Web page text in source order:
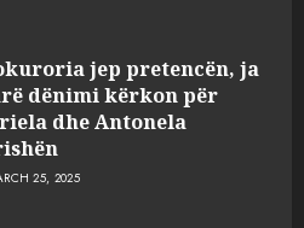
jep pretencën, ja
dënimi kërkon për
dhe Antonela
25, 2025